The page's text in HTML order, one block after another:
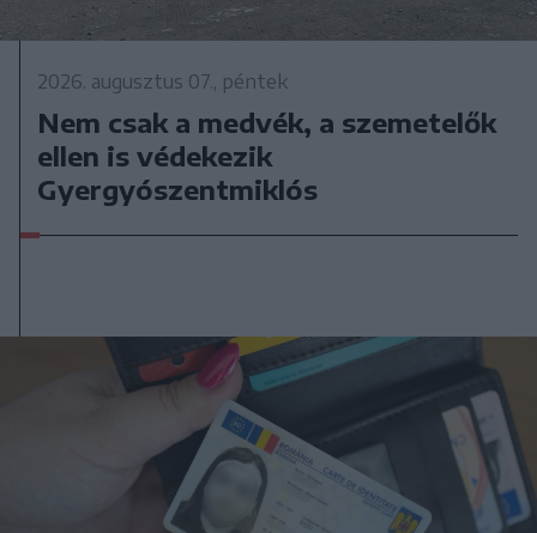
2026. augusztus 07., péntek
Nem csak a medvék, a szemetelők
ellen is védekezik
Gyergyószentmiklós